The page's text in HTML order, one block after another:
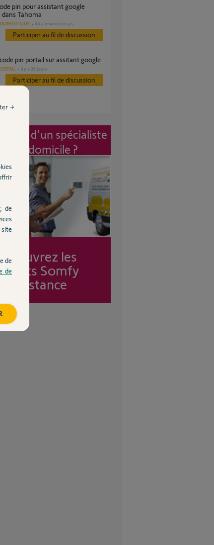
dans Tahoma
DOMOTIQUE il y a environ un an
Participer au fil de discussion
code pin portail sur assitant google
il y a 26 jours
Participer au fil de discussion
d'un spécialiste
à mon domicile ?
les
Somfy
Assistance
de
de
de
→